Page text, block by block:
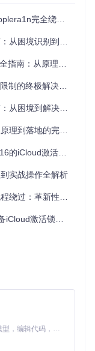
驱动和支持文
攻略
完全绕过指南
识别到安全解锁
：从原理到实践
的终极解决方案
决方案的系统路径
地的完整技术手册
活锁：3步简易教程
实战操作全解析
术的AppleRa1n实践指南
活锁：实用指南
Claude Code 的开源替代方案。连接任意大模型，编辑代码，运行命令，自动验证 — 全自动执行。用 Rust 构建，极致性能。 ｜ An open-source alternative to Claude Code. Connect any LLM, edit code, run commands, and verify changes — autonomously. Built in Rust for speed. Get Started